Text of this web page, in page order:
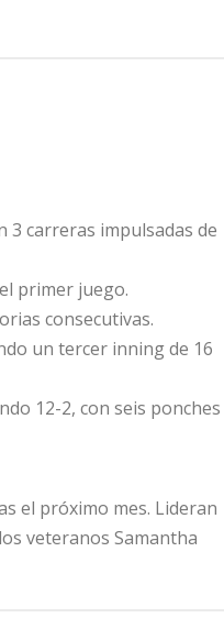
3 carreras impulsadas de
primer juego.
consecutivas.
un tercer inning de 16
12-2, con seis ponches
el próximo mes. Lideran
veteranos Samantha